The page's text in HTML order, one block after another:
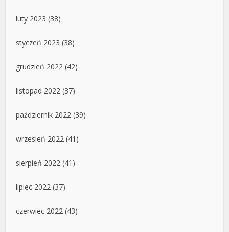
luty 2023 (38)
styczeń 2023 (38)
grudzień 2022 (42)
listopad 2022 (37)
październik 2022 (39)
wrzesień 2022 (41)
sierpień 2022 (41)
lipiec 2022 (37)
czerwiec 2022 (43)